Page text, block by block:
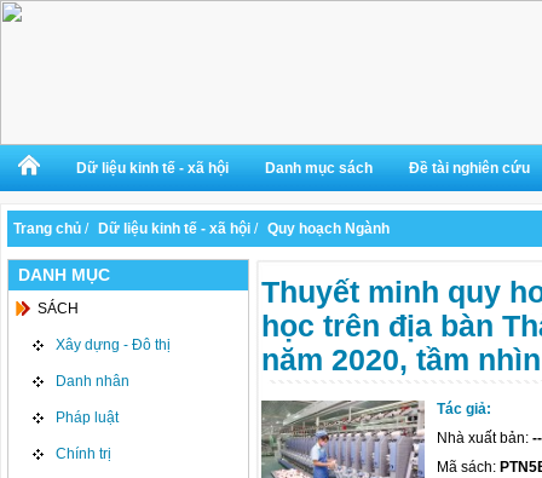
Dữ liệu kinh tế - xã hội Danh mục sách Đề tài nghiên cứu
Trang chủ / Dữ liệu kinh tế - xã hội / Quy hoạch Ngành
DANH MỤC
SÁCH
Xây dựng - Đô thị
Danh nhân
Pháp luật
Chính trị
Thuyết minh quy
học trên địa bàn
năm 2020, tầm
Tác giả:
Nhà xuất bản: --
Mã sách: